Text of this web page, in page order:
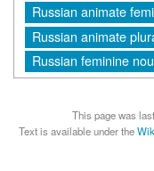
Russian animate
Russian animate
Russian feminine
This page was
Text is available under the